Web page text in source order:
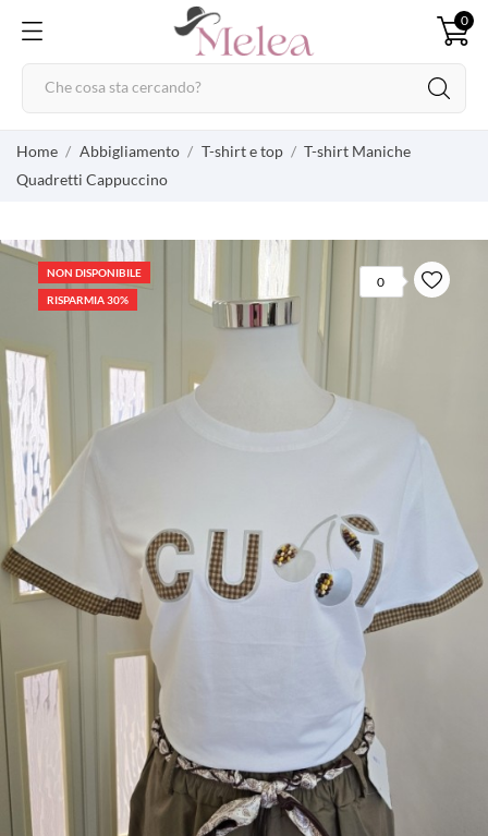
0
Home Abbigliamento T-shirt e top
T-shirt Maniche
Quadretti Cappuccino
NON DISPONIBILE
RISPARMIA 30%
0